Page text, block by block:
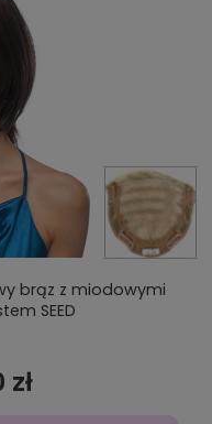
brąz z miodowymi
SEED